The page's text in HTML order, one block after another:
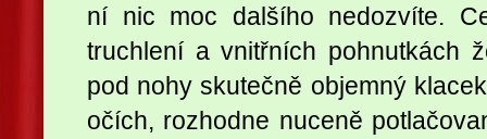
ní nic moc dalšího nedozvíte.
truchlení a vnitřních pohnutkách
pod nohy skutečně objemný
očích, rozhodne nuceně